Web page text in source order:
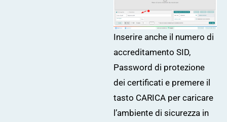
Inserire anche il numero di
accreditamento SID,
Password di protezione
dei certificati e premere il
tasto CARICA per caricare
l’ambiente di sicurezza in